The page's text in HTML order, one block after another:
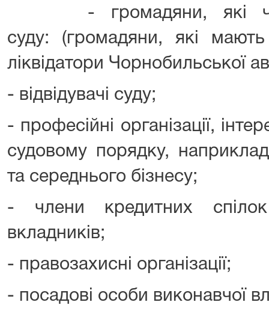
- громадяни, які
суду: (громадяни, які
ліквідатори Чорнобильської
- відвідувачі суду;
- професійні організації,
судовому порядку,
та середнього бізнесу;
- члени кредитних
вкладників;
- правозахисні організації;
- посадові особи виконавчої